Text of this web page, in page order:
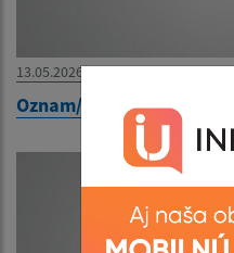
13.05.2026
Oznam/Értesítés